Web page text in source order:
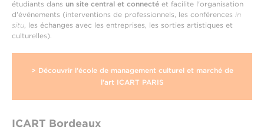
étudiants dans un site central et connecté et facilite l'organisation
d'événements (interventions de professionnels, les conférences in
situ, les échanges avec les entreprises, les sorties artistiques et
culturelles).
> Découvrir l'école de management culturel et marché de
l'art ICART PARIS
ICART Bordeaux